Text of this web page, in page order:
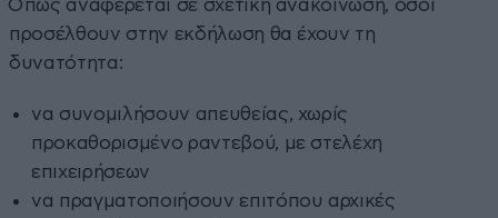
Όπως αναφέρεται σε σχετική ανακοίνωση, όσοι
προσέλθουν στην εκδήλωση θα έχουν τη
δυνατότητα:
να συνομιλήσουν απευθείας, χωρίς
προκαθορισμένο ραντεβού, με στελέχη
επιχειρήσεων
να πραγματοποιήσουν επιτόπου αρχικές